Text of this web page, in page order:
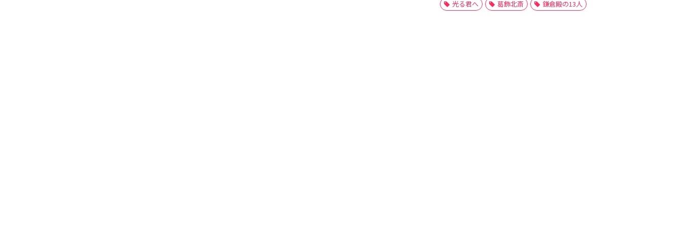
光る君へ 葛飾北斎 鎌倉殿の13人